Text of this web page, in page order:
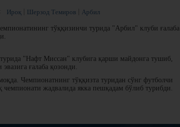
Ироқ Шерзод Темиров Арбил
тўққизинчи турида "Арбил" клуби ғалаба
"Нафт Миссан" клубига қарши майдонга тушиб,
ғалаба қозонди.
Чемпионатнинг тўққизта туридан сўнг футболчи
жадвалида якка пешқадам бўлиб турибди.